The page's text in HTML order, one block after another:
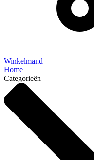
Winkelmand
Home
Categorieën